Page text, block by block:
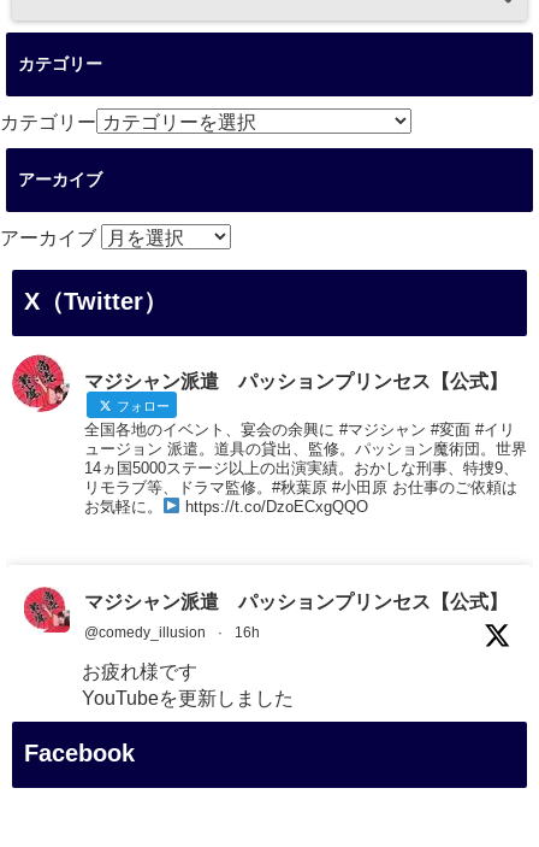
カテゴリー
カテゴリー
アーカイブ
アーカイブ
X（Twitter）
マジシャン派遣 パッションプリンセス【公式】
フォロー
全国各地のイベント、宴会の余興に #マジシャン #変面 #イリ
ュージョン 派遣。道具の貸出、監修。パッション魔術団。世界
14ヵ国5000ステージ以上の出演実績。おかしな刑事、特捜9、
リモラブ等、ドラマ監修。#秋葉原 #小田原 お仕事のご依頼は
お気軽に。
https://t.co/DzoECxgQQO
マジシャン派遣 パッションプリンセス【公式】
@comedy_illusion · 16h
お疲れ様です
YouTubeを更新しました
https://youtu.be/9Vo2WgtDLME @YouTube
Facebook